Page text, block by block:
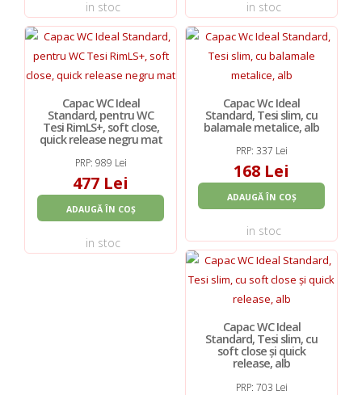
in stoc in stoc
Capac WC Ideal
Standard, pentru WC
Tesi RimLS+, soft close,
quick release negru mat
PRP: 989 Lei
477 Lei
ADAUGĂ ÎN COȘ
in stoc
Capac Wc Ideal
Standard, Tesi slim, cu
balamale metalice, alb
PRP: 337 Lei
168 Lei
ADAUGĂ ÎN COȘ
in stoc
Capac WC Ideal
Standard, Tesi slim, cu
soft close și quick
release, alb
PRP: 703 Lei